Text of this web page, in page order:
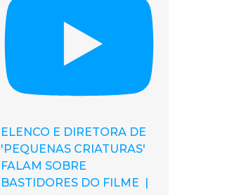
ELENCO E DIRETORA DE
'PEQUENAS CRIATURAS'
FALAM SOBRE
BASTIDORES DO FILME |